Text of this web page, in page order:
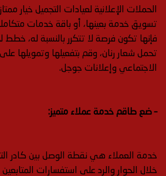
الحملات الإعلانية لعيادات التجميل خيار
تسويق خدمة بعينها، أو باقة خدمات
فإنها تكون فرصة لا تتكرر بالنسبة له، خطط
تحمل شعار رنان، وقم بتفعيلها وتمويلها
الاجتماعي وإعلانات جوجل.
– ضع طاقم خدمة عملاء متميز:
خدمة العملاء هي نقطة الوصل بين كادر
خلال الحوار والرد على استفسارات